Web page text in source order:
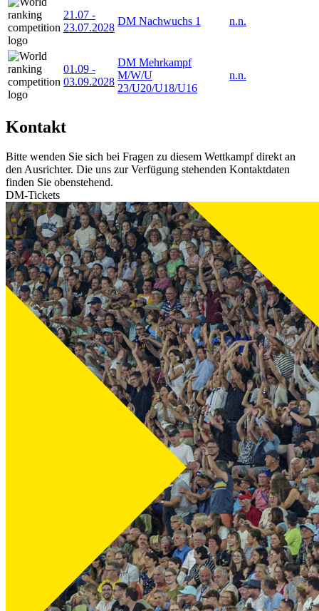
21.07 -
23.07.2028
DM Nachwuchs 1 n.n.
01.09 -
03.09.2028
DM Mehrkampf
M/W/U
23/U20/U18/U16
n.n.
Kontakt
Bitte wenden Sie sich bei Fragen zu diesem Wettkampf direkt an
den Ausrichter. Die uns zur Verfügung stehenden Kontaktdaten
finden Sie obenstehend.
DM-Tickets